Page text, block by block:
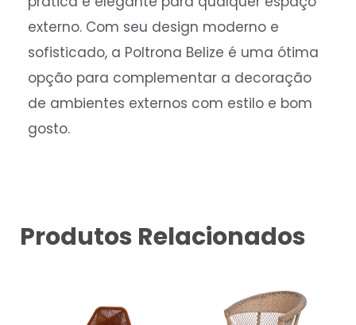
externo. Com seu design moderno e
sofisticado, a Poltrona Belize é uma ótima
opção para complementar a decoração
de ambientes externos com estilo e bom
gosto.
Produtos Relacionados